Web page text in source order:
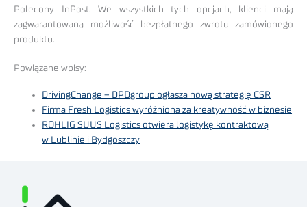
Polecony InPost. We wszystkich tych opcjach, klienci mają
zagwarantowaną możliwość bezpłatnego zwrotu zamówionego
produktu.
Powiązane wpisy:
DrivingChange – DPDgroup ogłasza nową strategię CSR
Firma Fresh Logistics wyróżniona za kreatywność w biznesie
ROHLIG SUUS Logistics otwiera logistykę kontraktową
w Lublinie i Bydgoszczy